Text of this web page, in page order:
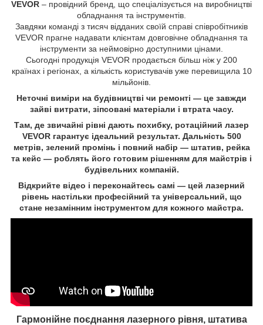
VEVOR –​ провідний бренд,​ що спеціалізується на виробництві
обладнання та інструментів.
Завдяки команді з тисяч відданих своїй справі співробітників
VEVOR прагне надавати клієнтам довговічне обладнання та
інструменти за неймовірно доступними цінами.
Сьогодні продукція VEVOR продається більш ніж у 200
країнах і регіонах,​ а кількість користувачів уже перевищила 10
мільйонів.
Неточні виміри на будівництві чи ремонті —​ це завжди
зайві витрати,​ зіпсовані матеріали і втрата часу.
Там,​ де звичайні рівні дають похибку,​ ротаційний лазер
VEVOR гарантує ідеальний результат.​ Дальність 500
метрів,​ зелений промінь і повний набір —​ штатив,​ рейка
та кейс —​ роблять його готовим рішенням для майстрів і
будівельних компаній.
Відкрийте відео і переконайтесь самі —​ цей лазерний
рівень настільки професійний та універсальний,​ що
стане незамінним інструментом для кожного майстра.
Гармонійне поєднання лазерного рівня,​ штатива